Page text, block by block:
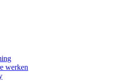
werken